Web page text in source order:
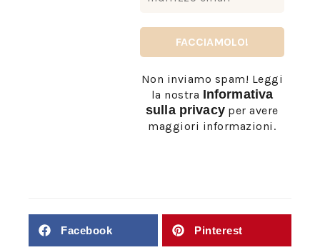
Non inviamo spam! Leggi
la nostra Informativa
sulla privacyper avere
maggiori informazioni.
Facebook Pinterest